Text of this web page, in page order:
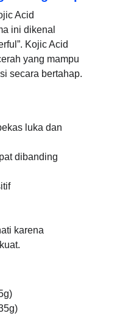
Acid
ini dikenal
Kojic Acid
yang mampu
secara bertahap.
luka dan
dibanding
karena